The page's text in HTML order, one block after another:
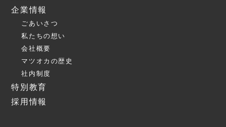
企業情報
ごあいさつ
私たちの想い
会社概要
マツオカの歴史
社内制度
特別教育
採用情報